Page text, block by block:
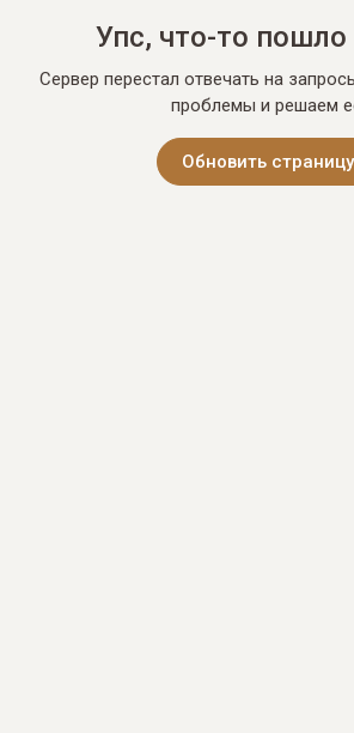
Упс, что-то пошло
Сервер перестал отвечать на
проблемы и решаем
Обновить страницу